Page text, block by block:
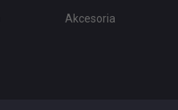
Akcesoria